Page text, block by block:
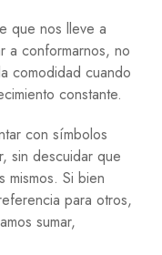
que nos lleve a
a conformarnos, no
comodidad cuando
constante.
con símbolos
sin descuidar que
mismos. Si bien
para otros,
sumar,